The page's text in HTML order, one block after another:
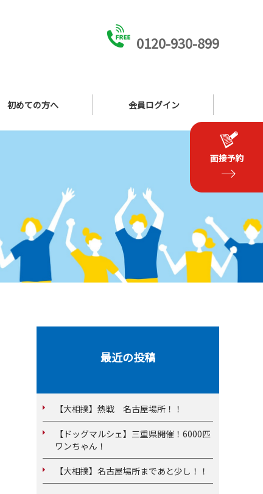
0120-930-899
初めての方へ 会員ログイン
最近の投稿
【大相撲】熱戦 名古屋場所！！
【ドッグマルシェ】三重県開催！6000匹
ワンちゃん！
【大相撲】名古屋場所まであと少し！！